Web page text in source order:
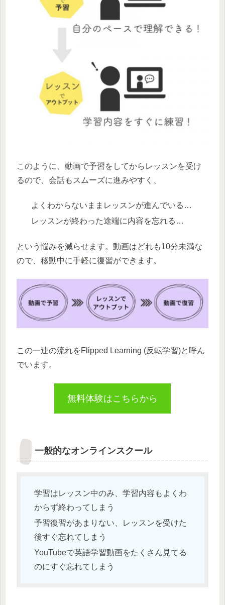
このように、動画で予習をしてからレッスンを受け
るので、会話もスムーズに進みやすく、
よくわからないままレッスンが進んでいる…
レッスンが終わった途端に内容を忘れる…
という悩みを減らせます。動画はどれも10分未満な
ので、移動中に手軽に復習ができます。
この一連の流れをFlipped Learning (反転学習)と呼ん
でいます。
無料体験はこちらから
一般的なオンラインスクール
学習はレッスン中のみ、学習内容もよくわ
からず終わってしまう
予習復習があまりない、レッスンを受けた
後すぐ忘れてしまう
YouTubeで英語学習動画をたくさん見てる
のにすぐ忘れてしまう